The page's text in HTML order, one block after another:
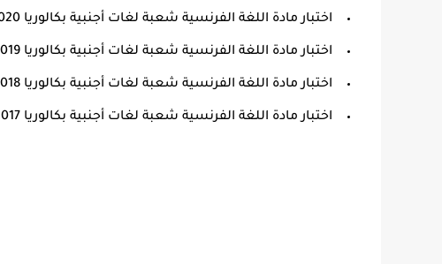
اختبار مادة اللغة الفرنسية شعبة لغات أجنبية بكالوريا 2020.
اختبار مادة اللغة الفرنسية شعبة لغات أجنبية بكالوريا 2019.
اختبار مادة اللغة الفرنسية شعبة لغات أجنبية بكالوريا 2018.
اختبار مادة اللغة الفرنسية شعبة لغات أجنبية بكالوريا 2017.